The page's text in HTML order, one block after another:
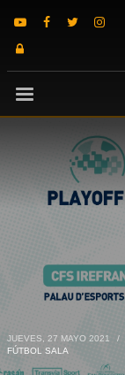
JUEVES, 27 MAYO 2021 /
FÚTBOL SALA